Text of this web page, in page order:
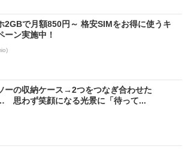
2GBで月額850円～ 格安SIMをお得に使うキ
ーン実施中！
ーの収納ケース→2つをつなぎ合わせた
思わず笑顔になる光景に「待って...